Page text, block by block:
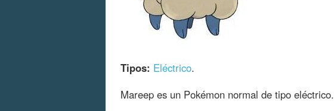
Tipos: Eléctrico.
Mareep es un Pokémon normal de tipo eléctrico.